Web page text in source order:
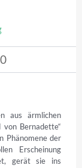
0
aus ärmlichen
Bernadette“
Phänomene der
Erscheinung
gerät sie ins